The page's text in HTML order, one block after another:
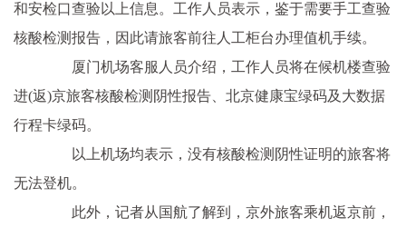
和安检口查验以上信息。工作人员表示，鉴于需要手工查验
核酸检测报告，因此请旅客前往人工柜台办理值机手续。
厦门机场客服人员介绍，工作人员将在候机楼查验
进(返)京旅客核酸检测阴性报告、北京健康宝绿码及大数据
行程卡绿码。
以上机场均表示，没有核酸检测阴性证明的旅客将
无法登机。
此外，记者从国航了解到，京外旅客乘机返京前，